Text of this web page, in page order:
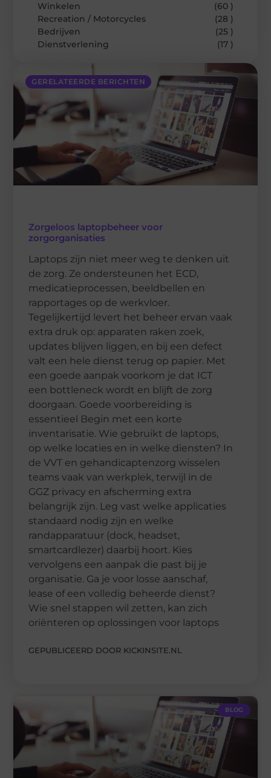
GERELATEERDE BERICHTEN
Zorgeloos laptopbeheer voor
zorgorganisaties
Laptops zijn niet meer weg te denken uit
de zorg. Ze ondersteunen het ECD,
medicatieprocessen, beeldbellen en
rapportages op de werkvloer.
Tegelijkertijd levert het beheer ervan vaak
extra druk op: apparaten raken zoek,
updates blijven liggen, en bij een defect
valt een hele dienst terug op papier. Met
een goede aanpak voorkom je dat ICT
een bottleneck wordt en blijft de zorg
doorgaan. Goede voorbereiding is
essentieel Begin met een korte
inventarisatie. Wie gebruikt de laptops,
op welke locaties en in welke diensten? In
de VVT en gehandicaptenzorg wisselen
teams vaak van werkplek, terwijl in de
GGZ privacy en afscherming extra
belangrijk zijn. Leg vast welke applicaties
standaard nodig zijn en welke
randapparatuur (dock, headset,
smartcardlezer) daarbij hoort. Kies
vervolgens een aanpak die past bij je
organisatie. Ga je voor losse aanschaf,
lease of een volledig beheerde dienst?
Wie snel stappen wil zetten, kan zich
oriënteren op oplossingen voor laptops
GEPUBLICEERD DOOR KICKINSITE.NL
Winkelen
(60 )
Recreation / Motorcycles
(28 )
Bedrijven
(25 )
Dienstverlening
(17 )
BLOG